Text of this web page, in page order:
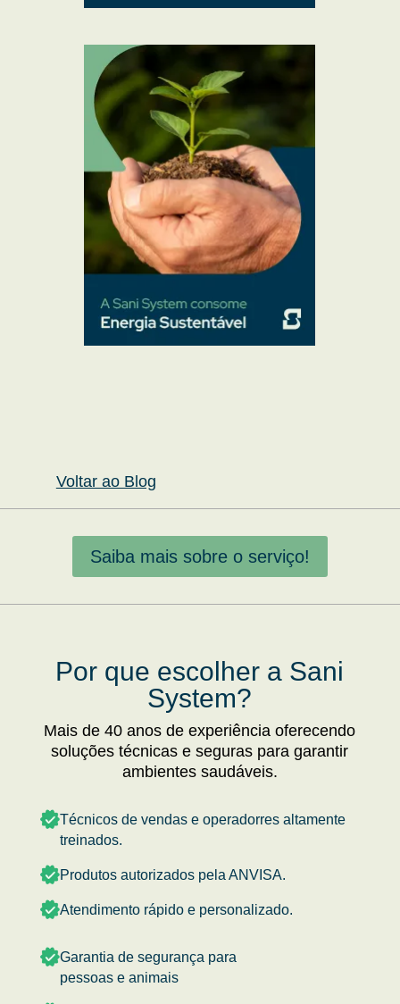
Voltar ao Blog
Saiba mais sobre o serviço!
Por que escolher a Sani
System?
Mais de 40 anos de experiência oferecendo
soluções técnicas e seguras para garantir
ambientes saudáveis.
Técnicos de vendas e operadorres altamente
treinados.
Produtos autorizados pela ANVISA.
Atendimento rápido e personalizado.
Garantia de segurança para
pessoas e animais